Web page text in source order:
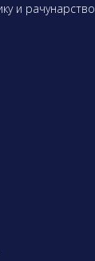
и рачунарство